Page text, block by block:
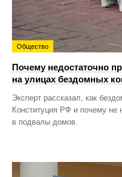
Общество
Почему недостаточно
на улицах бездомных
Эксперт рассказал, как
Конституция РФ и почему не
в подвалы домов.